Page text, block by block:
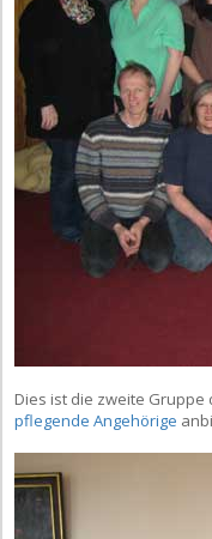
Dies ist die zweite
pflegende Angehörige